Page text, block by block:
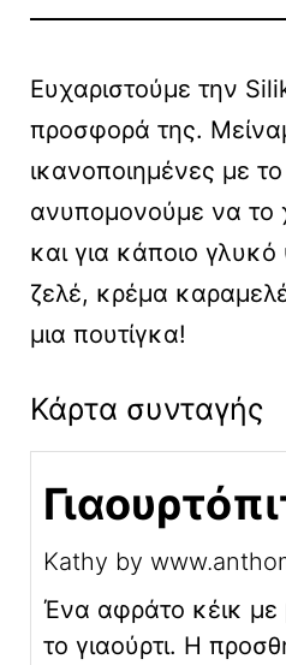
Ευχαριστούμε την
προσφορά της.
ικανοποιημένες με
ανυπομονούμε να το
και για κάποιο
ζελέ, κρέμα
μια πουτίγκα!
Κάρτα συνταγής
Kathy by
Ένα αφράτο κέικ με
το γιαούρτι. Η